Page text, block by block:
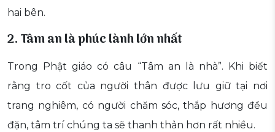
hai bên.
2. Tâm an là phúc lành lớn nhất
Trong Phật giáo có câu “Tâm an là nhà”. Khi biết
rằng tro cốt của người thân được lưu giữ tại nơi
trang nghiêm, có người chăm sóc, thắp hương đều
đặn, tâm trí chúng ta sẽ thanh thản hơn rất nhiều.